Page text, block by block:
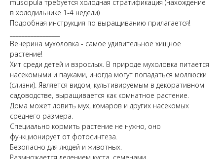
muscipula требуется холодная стратификация (нахождение
в холодильнике 1-4 недели)
Подробная инструкция по выращиванию прилагается!
Венерина мухоловка - самое удивительное хищное
растение!
Хит среди детей и взрослых. В природе мухоловка питается
насекомыми и пауками, иногда могут попадаться моллюски
(слизни). Является видом, культивируемым в декоративном
садоводстве, выращивается как комнатное растение.
Дома может ловить мух, комаров и других насекомых
среднего размера.
Специально кормить растение не нужно, оно
функционирует от фотосинтеза.
Безопасно для людей и животных.